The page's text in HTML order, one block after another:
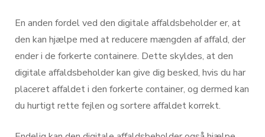
En anden fordel ved den digitale affaldsbeholder er, at
den kan hjælpe med at reducere mængden af affald, der
ender i de forkerte containere. Dette skyldes, at den
digitale affaldsbeholder kan give dig besked, hvis du har
placeret affaldet i den forkerte container, og dermed kan
du hurtigt rette fejlen og sortere affaldet korrekt.